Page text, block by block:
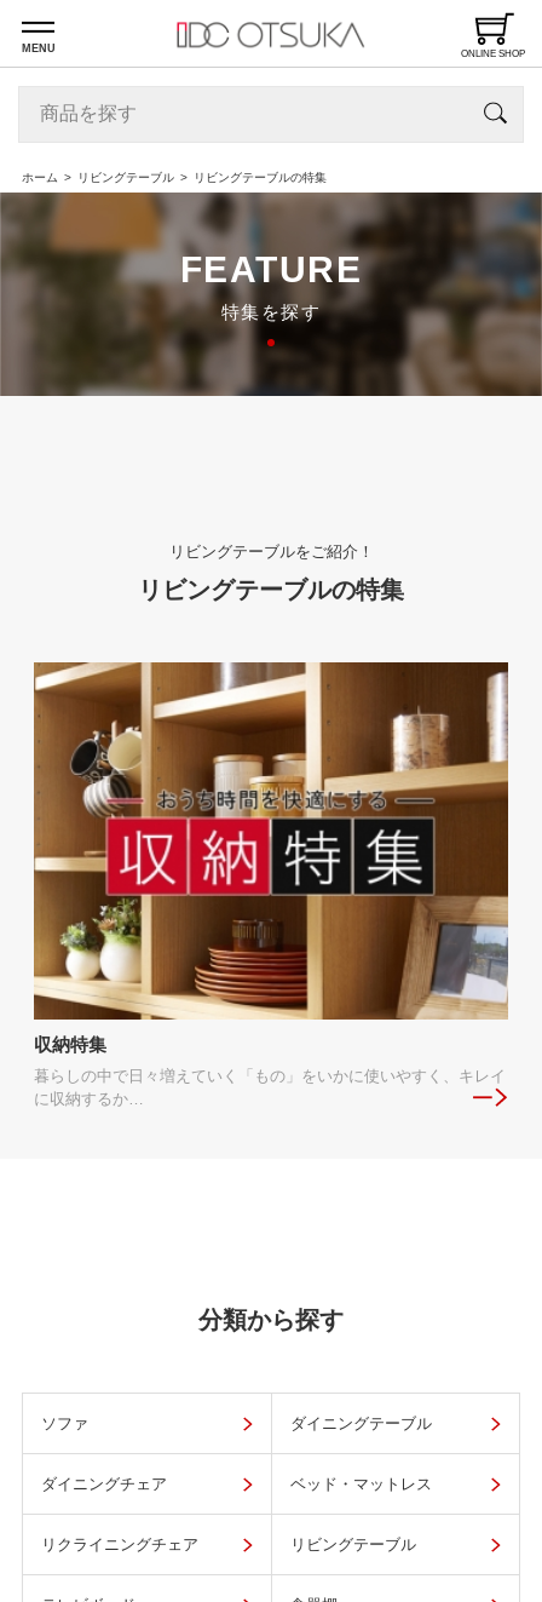
MENU ONLINE SHOP
ホーム リビングテーブル リビングテーブルの特集
FEATURE
特集を探す
リビングテーブルをご紹介！
リビングテーブルの特集
収納特集
暮らしの中で日々増えていく「もの」をいかに使いやすく、キレイ
に収納するか…
分類から探す
ソファ ダイニングテーブル
ダイニングチェア ベッド・マットレス
リクライニングチェア リビングテーブル